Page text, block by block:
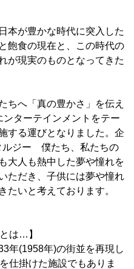
本が豊かな時代に突入した
飽食の現在と、この時代の
が現実のものとなってきた
ちへ「真の豊かさ」を伝え
ターテインメントをテー
する運びとなりました。企
ルジー 僕たち、私たちの
大人も熱中した夢や憧れを
ただき、子供には夢や憧れ
たいと考えております。
は…】
年(1958年)の街並を再現し
仕掛けた施設でもありま